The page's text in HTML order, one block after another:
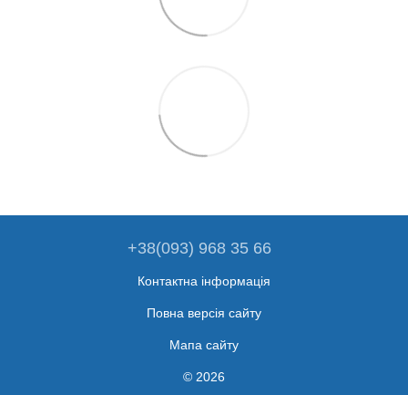
+38(093) 968 35 66
Контактна інформація
Повна версія сайту
Мапа сайту
© 2026